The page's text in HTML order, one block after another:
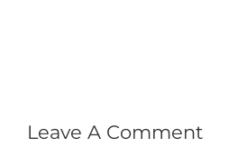
Leave A Comment